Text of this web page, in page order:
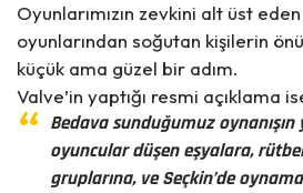
Oyunlarımızın zevkini alt üst
oyunlarından soğutan kişilerin
küçük ama güzel bir adım.
Valve’in yaptığı resmi açıklama
Bedava sunduğumuz oynanışın
oyuncular düşen eşyalara,
gruplarına, ve Seçkin’de